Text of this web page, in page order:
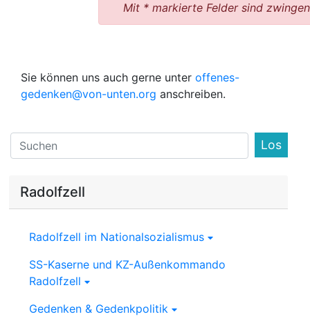
Mit * markierte Felder sind
Sie können uns auch gerne unter offenes-
gedenken@von-unten.org anschreiben.
Find
Radolfzell
Radolfzell im Nationalsozialismus
SS-Kaserne und KZ-Außenkommando
Radolfzell
Gedenken & Gedenkpolitik